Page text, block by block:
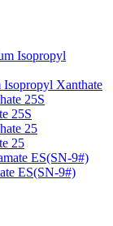
Isopropyl Xanthate
25S
25
ES(SN-9#)